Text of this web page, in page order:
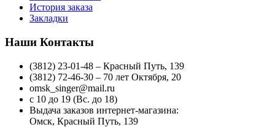
История заказа
Закладки
Наши Контакты
(3812) 23-01-48 – Красный Путь, 139
(3812) 72-46-30 – 70 лет Октября, 20
omsk_singer@mail.ru
с 10 до 19 (Вс. до 18)
Выдача заказов интернет-магазина:
Омск, Красный Путь, 139